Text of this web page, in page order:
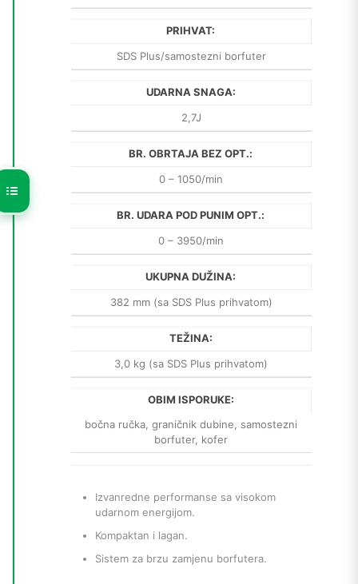
PRIHVAT:
SDS Plus/samostezni borfuter
UDARNA SNAGA:
2,7J
BR. OBRTAJA BEZ OPT.:
0 – 1050/min
BR. UDARA POD PUNIM OPT.:
0 – 3950/min
UKUPNA DUŽINA:
382 mm (sa SDS Plus prihvatom)
TEŽINA:
3,0 kg (sa SDS Plus prihvatom)
OBIM ISPORUKE:
bočna ručka, graničnik dubine, samostezni
borfuter, kofer
Izvanredne performanse sa visokom
udarnom energijom.
Kompaktan i lagan.
Sistem za brzu zamjenu borfutera.